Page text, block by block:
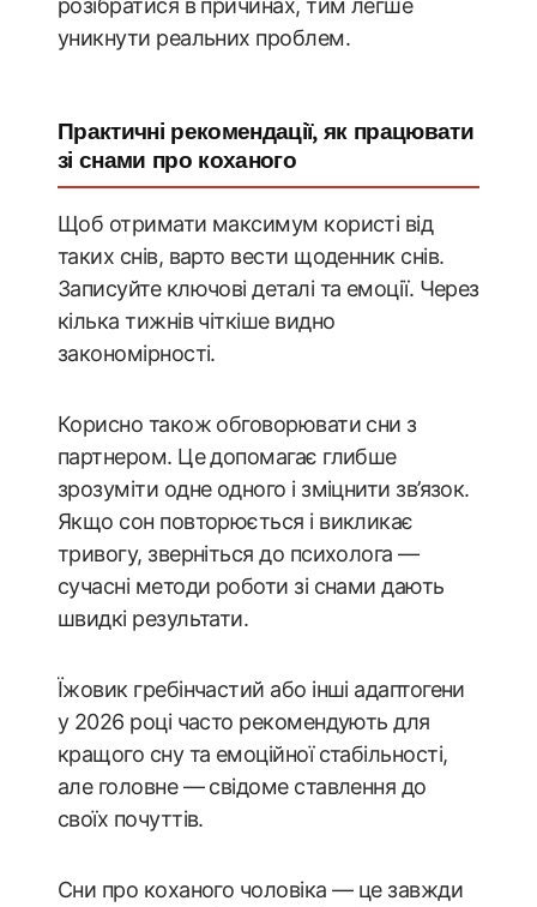
розібратися в причинах, тим легше
уникнути реальних проблем.
Практичні рекомендації, як працювати
зі снами про коханого
Щоб отримати максимум користі від
таких снів, варто вести щоденник снів.
Записуйте ключові деталі та емоції. Через
кілька тижнів чіткіше видно
закономірності.
Корисно також обговорювати сни з
партнером. Це допомагає глибше
зрозуміти одне одного і зміцнити зв’язок.
Якщо сон повторюється і викликає
тривогу, зверніться до психолога —
сучасні методи роботи зі снами дають
швидкі результати.
Їжовик гребінчастий або інші адаптогени
у 2026 році часто рекомендують для
кращого сну та емоційної стабільності,
але головне — свідоме ставлення до
своїх почуттів.
Сни про коханого чоловіка — це завжди